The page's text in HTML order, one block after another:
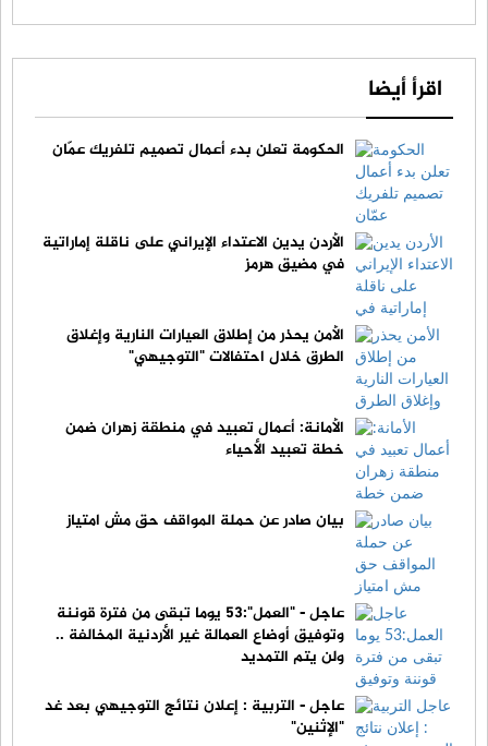
اقرأ أيضا
الحكومة تعلن بدء أعمال تصميم تلفريك عمّان
الأردن يدين الاعتداء الإيراني على ناقلة إماراتية
في مضيق هرمز
الأمن يحذر من إطلاق العيارات النارية وإغلاق
الطرق خلال احتفالات "التوجيهي"
الأمانة: أعمال تعبيد في منطقة زهران ضمن
خطة تعبيد الأحياء
بيان صادر عن حملة المواقف حق مش امتياز
عاجل - "العمل":53 يوما تبقى من فترة قوننة
وتوفيق أوضاع العمالة غير الأردنية المخالفة ..
ولن يتم التمديد
عاجل - التربية : إعلان نتائج التوجيهي بعد غد
"الإثنين"